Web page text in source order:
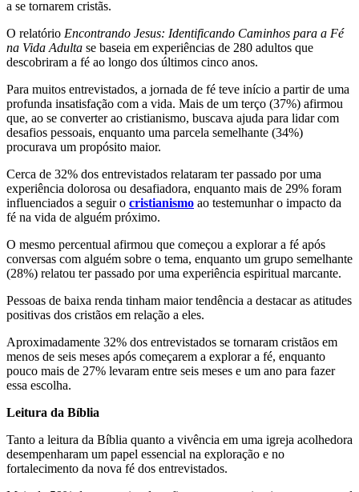
a se tornarem cristãs.
O relatório Encontrando Jesus: Identificando Caminhos para a Fé
na Vida Adulta se baseia em experiências de 280 adultos que
descobriram a fé ao longo dos últimos cinco anos.
Para muitos entrevistados, a jornada de fé teve início a partir de uma
profunda insatisfação com a vida. Mais de um terço (37%) afirmou
que, ao se converter ao cristianismo, buscava ajuda para lidar com
desafios pessoais, enquanto uma parcela semelhante (34%)
procurava um propósito maior.
Cerca de 32% dos entrevistados relataram ter passado por uma
experiência dolorosa ou desafiadora, enquanto mais de 29% foram
influenciados a seguir o cristianismo ao testemunhar o impacto da
fé na vida de alguém próximo.
O mesmo percentual afirmou que começou a explorar a fé após
conversas com alguém sobre o tema, enquanto um grupo semelhante
(28%) relatou ter passado por uma experiência espiritual marcante.
Pessoas de baixa renda tinham maior tendência a destacar as atitudes
positivas dos cristãos em relação a eles.
Aproximadamente 32% dos entrevistados se tornaram cristãos em
menos de seis meses após começarem a explorar a fé, enquanto
pouco mais de 27% levaram entre seis meses e um ano para fazer
essa escolha.
Leitura da Bíblia
Tanto a leitura da Bíblia quanto a vivência em uma igreja acolhedora
desempenharam um papel essencial na exploração e no
fortalecimento da nova fé dos entrevistados.